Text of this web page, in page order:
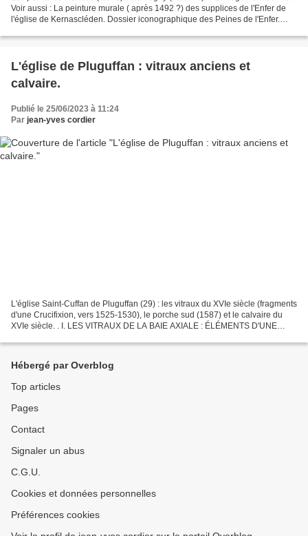
Voir aussi : La peinture murale ( après 1492 ?) des supplices de l'Enfer de
l'église de Kernascléden. Dossier iconographique des Peines de l'Enfer.
L'église de Pluguffan : vitraux anciens et
calvaire.
Publié le 25/06/2023 à 11:24
Par jean-yves cordier
L'église Saint-Cuffan de Pluguffan (29) : les vitraux du XVIe siècle (fragments
d'une Crucifixion, vers 1525-1530), le porche sud (1587) et le calvaire du
XVIe siècle. . I. LES VITRAUX DE LA BAIE AXIALE : ÉLÉMENTS D'UNE
Hébergé par Overblog
Top articles
Pages
Contact
Signaler un abus
C.G.U.
Cookies et données personnelles
Préférences cookies